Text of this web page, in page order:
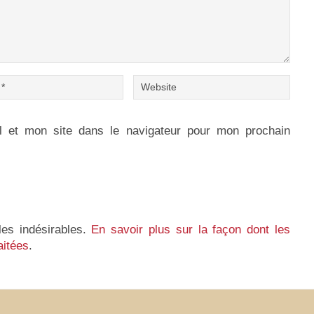
et mon site dans le navigateur pour mon prochain
indésirables. En savoir plus sur la façon dont les
.